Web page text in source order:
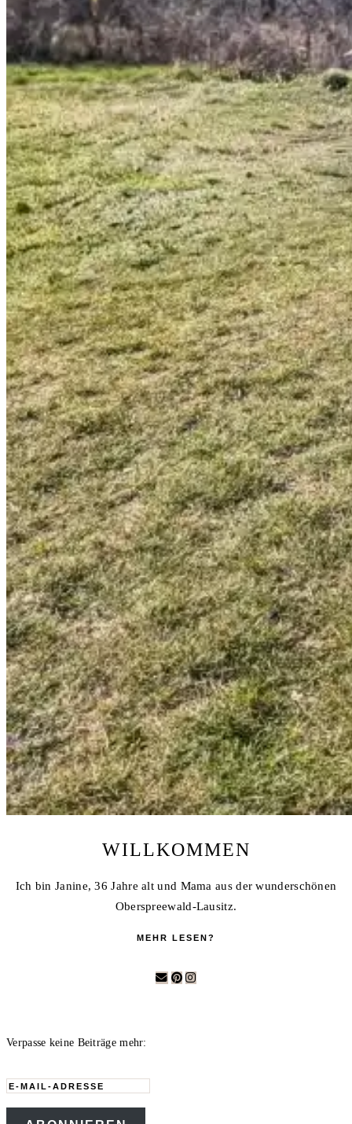
WILLKOMMEN
Ich bin Janine, 36 Jahre alt und Mama aus der wunderschönen
Oberspreewald-Lausitz.
MEHR LESEN?
Verpasse keine Beiträge mehr:
E-
Mail-